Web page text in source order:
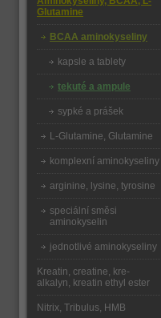
Glutamine
BCAA aminokyseliny
kapsle a tablety
tekuté a ampule
sypké a prášek
L-Glutamine, Glutamine
komplexní aminokyseliny
arginine, lysine, tyrosine
speciální směsi
aminokyselin
jednotlivé aminokyseliny
Kreatin, creatine, kre-
alkalyn, kreatin ethyl ester
Nitrix, Tribulus, HMB